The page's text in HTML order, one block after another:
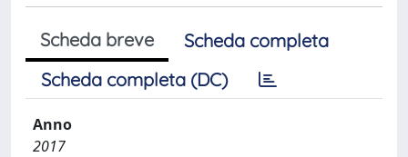
Scheda breve
Scheda completa
Scheda completa (DC)
Anno
2017